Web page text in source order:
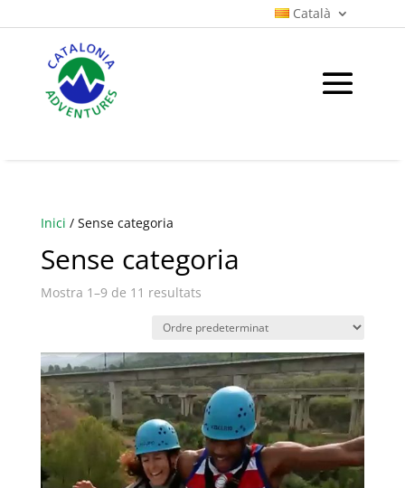
Català
Inici / Sense categoria
Sense categoria
Mostra 1–9 de 11 resultats